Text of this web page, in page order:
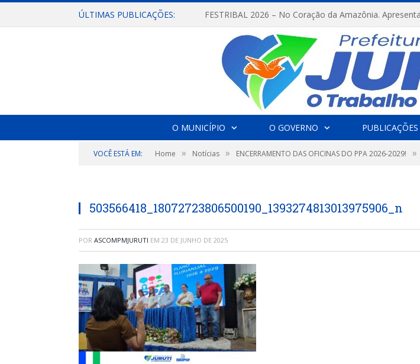
ÚLTIMAS PUBLICAÇÕES:
O MUNICÍPIO O GOVERNO PUBLICAÇÕES
VOCÊ ESTÁ EM: Home » Notícias » ENCERRAMENTO DAS OFICINAS DO PPA 2026-2029! »
503566418_18072723806500190_1393274813013975906_n
POR ASCOMPMJURUTI EM 23 DE JUNHO DE 2025